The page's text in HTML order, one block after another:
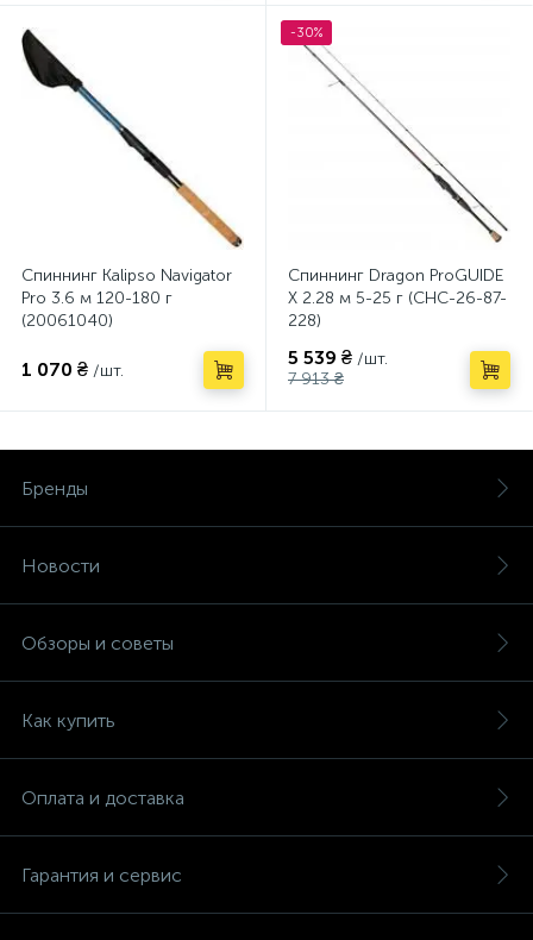
Спиннинг Kalipso Navigator
Pro 3.6 м 120-180 г
(20061040)
1 070 ₴ /шт.
-30%
Спиннинг Dragon ProGUIDE
X 2.28 м 5-25 г (CHC-26-87-
228)
5 539 ₴ /шт.
7 913 ₴
Бренды
Новости
Обзоры и советы
Как купить
Оплата и доставка
Гарантия и сервис